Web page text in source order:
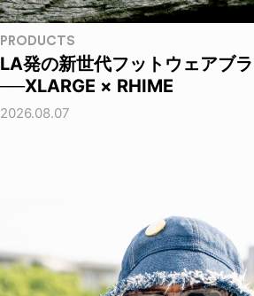
PRODUCTS
LA発の新世代フットウェアブ
──XLARGE × RHIME
2026.08.07